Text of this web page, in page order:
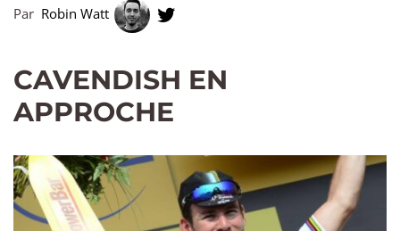
Par Robin Watt
CAVENDISH EN
APPROCHE